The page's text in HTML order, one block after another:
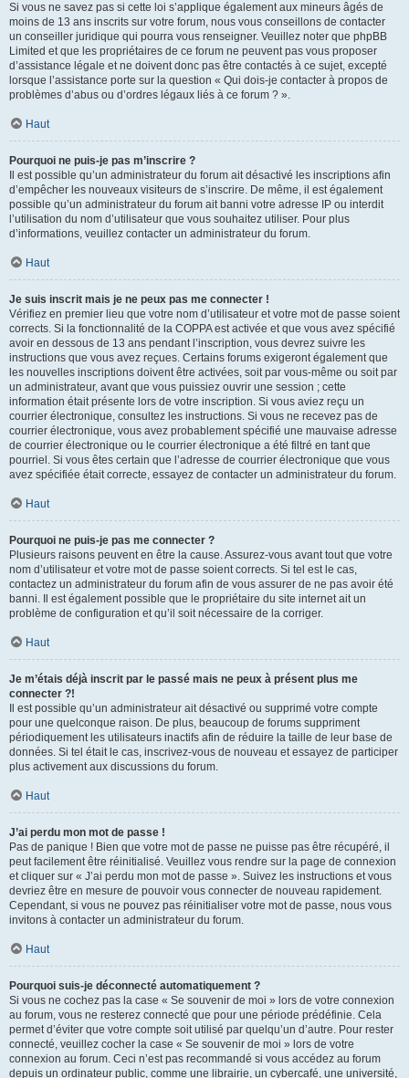
Si vous ne savez pas si cette loi s’applique également aux mineurs âgés de
moins de 13 ans inscrits sur votre forum, nous vous conseillons de contacter
un conseiller juridique qui pourra vous renseigner. Veuillez noter que phpBB
Limited et que les propriétaires de ce forum ne peuvent pas vous proposer
d’assistance légale et ne doivent donc pas être contactés à ce sujet, excepté
lorsque l’assistance porte sur la question « Qui dois-je contacter à propos de
problèmes d’abus ou d’ordres légaux liés à ce forum ? ».
Haut
Pourquoi ne puis-je pas m’inscrire ?
Il est possible qu’un administrateur du forum ait désactivé les inscriptions afin
d’empêcher les nouveaux visiteurs de s’inscrire. De même, il est également
possible qu’un administrateur du forum ait banni votre adresse IP ou interdit
l’utilisation du nom d’utilisateur que vous souhaitez utiliser. Pour plus
d’informations, veuillez contacter un administrateur du forum.
Haut
Je suis inscrit mais je ne peux pas me connecter !
Vérifiez en premier lieu que votre nom d’utilisateur et votre mot de passe soient
corrects. Si la fonctionnalité de la COPPA est activée et que vous avez spécifié
avoir en dessous de 13 ans pendant l’inscription, vous devrez suivre les
instructions que vous avez reçues. Certains forums exigeront également que
les nouvelles inscriptions doivent être activées, soit par vous-même ou soit par
un administrateur, avant que vous puissiez ouvrir une session ; cette
information était présente lors de votre inscription. Si vous aviez reçu un
courrier électronique, consultez les instructions. Si vous ne recevez pas de
courrier électronique, vous avez probablement spécifié une mauvaise adresse
de courrier électronique ou le courrier électronique a été filtré en tant que
pourriel. Si vous êtes certain que l’adresse de courrier électronique que vous
avez spécifiée était correcte, essayez de contacter un administrateur du forum.
Haut
Pourquoi ne puis-je pas me connecter ?
Plusieurs raisons peuvent en être la cause. Assurez-vous avant tout que votre
nom d’utilisateur et votre mot de passe soient corrects. Si tel est le cas,
contactez un administrateur du forum afin de vous assurer de ne pas avoir été
banni. Il est également possible que le propriétaire du site internet ait un
problème de configuration et qu’il soit nécessaire de la corriger.
Haut
Je m’étais déjà inscrit par le passé mais ne peux à présent plus me
connecter ?!
Il est possible qu’un administrateur ait désactivé ou supprimé votre compte
pour une quelconque raison. De plus, beaucoup de forums suppriment
périodiquement les utilisateurs inactifs afin de réduire la taille de leur base de
données. Si tel était le cas, inscrivez-vous de nouveau et essayez de participer
plus activement aux discussions du forum.
Haut
J’ai perdu mon mot de passe !
Pas de panique ! Bien que votre mot de passe ne puisse pas être récupéré, il
peut facilement être réinitialisé. Veuillez vous rendre sur la page de connexion
et cliquer sur « J’ai perdu mon mot de passe ». Suivez les instructions et vous
devriez être en mesure de pouvoir vous connecter de nouveau rapidement.
Cependant, si vous ne pouvez pas réinitialiser votre mot de passe, nous vous
invitons à contacter un administrateur du forum.
Haut
Pourquoi suis-je déconnecté automatiquement ?
Si vous ne cochez pas la case « Se souvenir de moi » lors de votre connexion
au forum, vous ne resterez connecté que pour une période prédéfinie. Cela
permet d’éviter que votre compte soit utilisé par quelqu’un d’autre. Pour rester
connecté, veuillez cocher la case « Se souvenir de moi » lors de votre
connexion au forum. Ceci n’est pas recommandé si vous accédez au forum
depuis un ordinateur public, comme une librairie, un cybercafé, une université,